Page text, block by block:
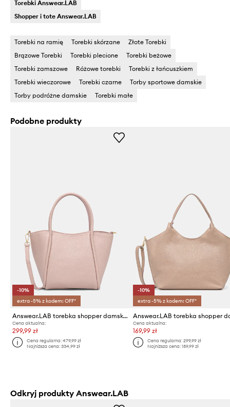
Torebki Answear.LAB
Shopper i tote Answear.LAB
Torebki na ramię Torebki skórzane
Złote Torebki
Brązowe Torebki
Torebki plecione
Torebki beżowe
Torebki zamszowe
Różowe torebki
Torebki z łańcuszkiem
Torebki wieczorowe
Torebki czarne
Torby sportowe damskie
Torby podróżne damskie
Torebki małe
Podobne produkty
-10%
extra -5% z kodem: OFF*
Answear.LAB torebka shopper damska skórzana
Cena aktualna:
299,99 zł
Cena regularna:479,99 zł
Najniższa cena:334,99 zł
-10%
extra -5% z kodem: OFF*
Cena aktualna:
169,99 zł
Cena regularna: 299,99 zł
Najniższa cena: 189,99 zł
Odkryj produkty Answear.LAB